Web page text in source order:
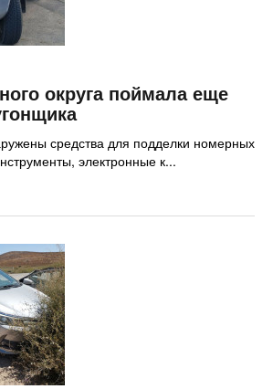
округа поймала еще
средства для подделки номерных
электронные к...